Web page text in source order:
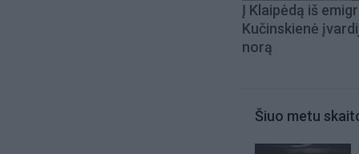
Į Klaipėdą iš
Kučinskienė
norą
Šiuo metu